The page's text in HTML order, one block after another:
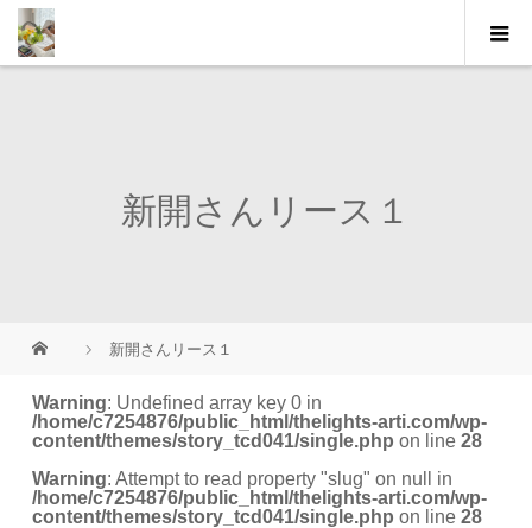
新開さんリース１
新開さんリース１
Warning: Undefined array key 0 in
/home/c7254876/public_html/thelights-arti.com/wp-
content/themes/story_tcd041/single.php on line28
Warning: Attempt to read property "slug" on null in
/home/c7254876/public_html/thelights-arti.com/wp-
content/themes/story_tcd041/single.php on line28